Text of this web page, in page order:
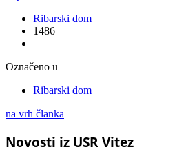
Ribarski dom
1486
Označeno u
Ribarski dom
na vrh članka
Novosti iz USR Vitez